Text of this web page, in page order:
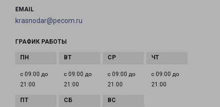
EMAIL
krasnodar@pecom.ru
ГРАФИК РАБОТЫ
с 09:00 до
21:00
с 09:00 до
21:00
с 09:00 до
21:00
с 09:00 до
21:00